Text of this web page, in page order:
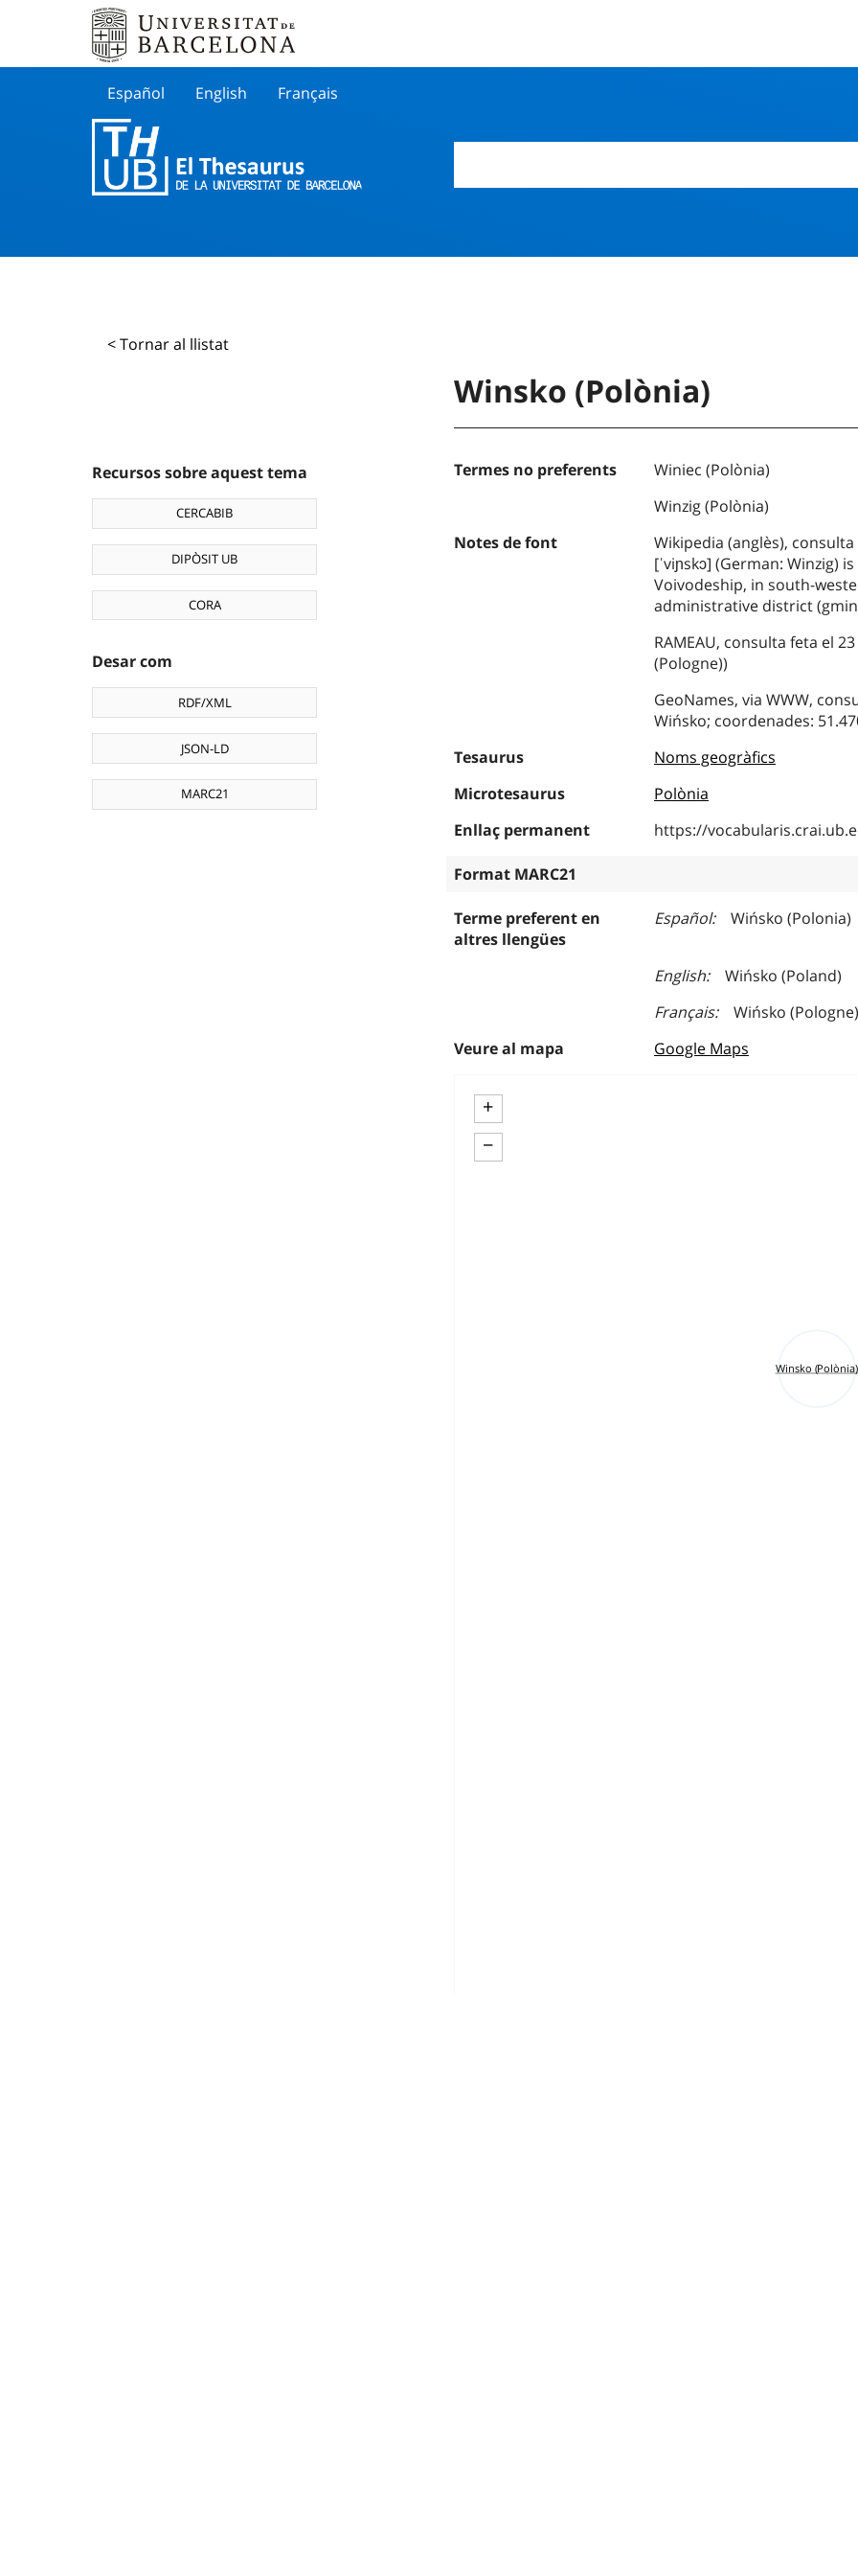
Español English Français
< Tornar al llistat
Recursos sobre aquest tema
CERCABIB
DIPÒSIT UB
CORA
Desar com
RDF/XML
JSON-LD
MARC21
Winsko (Polònia)
Termes no preferents
Winiec (Polònia)
Winzig (Polònia)
Notes de font
Wikipedia (anglès),
[ˈviɲskɔ] (German: Winzig)
Voivodeship, in south-
administrative district
RAMEAU, consulta feta el
(Pologne))
GeoNames, via WWW,
Wińsko; coordenades:
Tesaurus
Noms geogràfics
Microtesaurus
Polònia
Enllaç permanent
https://
Format MARC21
Terme preferent en
altres llengües
Español Wińsko (Polonia)
English
Wińsko (Poland)
Français
Wińsko (Pologne)
Veure al mapa
Google Maps
+
−
Winsko (Polònia)